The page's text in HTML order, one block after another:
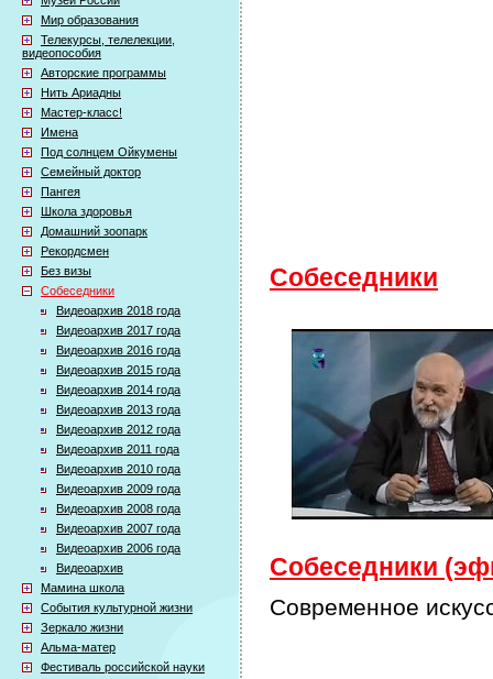
Мир образования
Телекурсы, телелекции,
видеопособия
Авторские программы
Нить Ариадны
Мастер-класс!
Имена
Под солнцем Ойкумены
Семейный доктор
Пангея
Школа здоровья
Домашний зоопарк
Рекордсмен
Без визы
Собеседники
Видеоархив 2018 года
Видеоархив 2017 года
Видеоархив 2016 года
Видеоархив 2015 года
Видеоархив 2014 года
Видеоархив 2013 года
Видеоархив 2012 года
Видеоархив 2011 года
Видеоархив 2010 года
Видеоархив 2009 года
Видеоархив 2008 года
Видеоархив 2007 года
Видеоархив 2006 года
Видеоархив
Мамина школа
События культурной жизни
Зеркало жизни
Альма-матер
Фестиваль российской науки
Собеседники
Собеседники
Современное